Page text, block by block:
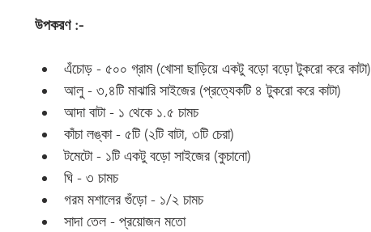
উপকরণ :-
এঁচোড় - ৫০০ গ্রাম (খোসা ছাড়িয়ে একটু বড়ো বড়ো টুকরো করে কাটা)
আলু - ৩,৪টি মাঝারি সাইজের (প্রত্যেকটি ৪ টুকরো করে কাটা)
আদা বাটা - ১ থেকে ১.৫ চামচ
কাঁচা লঙ্কা - ৫টি (২টি বাটা, ৩টি চেরা)
টমেটো - ১টি একটু বড়ো সাইজের (কুচানো)
ঘি - ৩ চামচ
গরম মশালের গুঁড়ো - ১/২ চামচ
সাদা তেল - প্রয়োজন মতো